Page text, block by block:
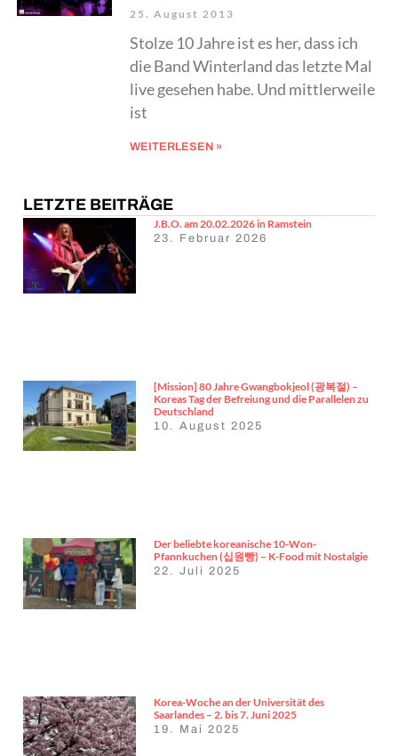
25. August 2013
Stolze 10 Jahre ist es her, dass ich
die Band Winterland das letzte Mal
live gesehen habe. Und mittlerweile
ist
WEITERLESEN »
LETZTE BEITRÄGE
J.B.O. am 20.02.2026 in Ramstein
23. Februar 2026
[Mission] 80 Jahre Gwangbokjeol (광복절) –
Koreas Tag der Befreiung und die Parallelen zu
Deutschland
10. August 2025
Der beliebte koreanische 10-Won-
Pfannkuchen (십원빵) – K-Food mit Nostalgie
22. Juli 2025
Korea-Woche an der Universität des
Saarlandes – 2. bis 7. Juni 2025
19. Mai 2025